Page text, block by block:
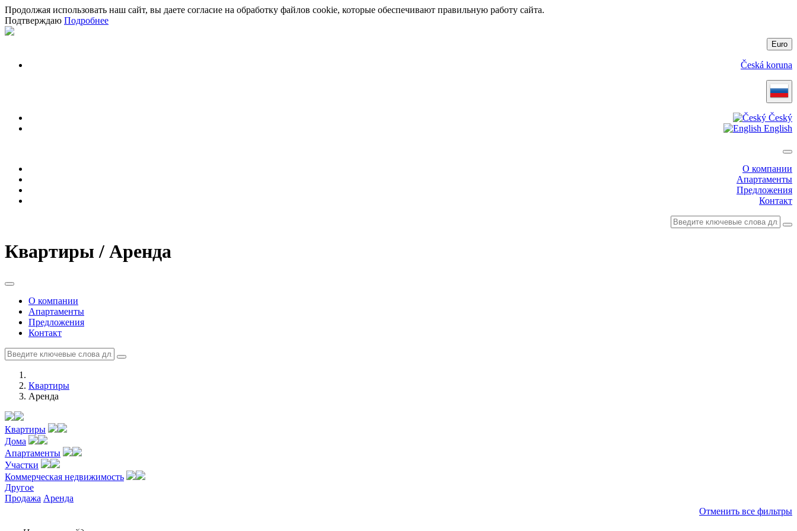
Продолжая использовать наш сайт, вы даете согласие на обработку файлов cookie, которые обеспечивают правильную работу сайта.
Подтверждаю Подробнее
Euro
Česká koruna
Český
English
О компании
Апартаменты
Предложения
Контакт
Квартиры / Аренда
О компании
Апартаменты
Предложения
Контакт
Квартиры
Аренда
Квартиры
Дома
Апартаменты
Участки
Коммерческая недвижимость
Другое
Продажа Аренда
Отменить все фильтры